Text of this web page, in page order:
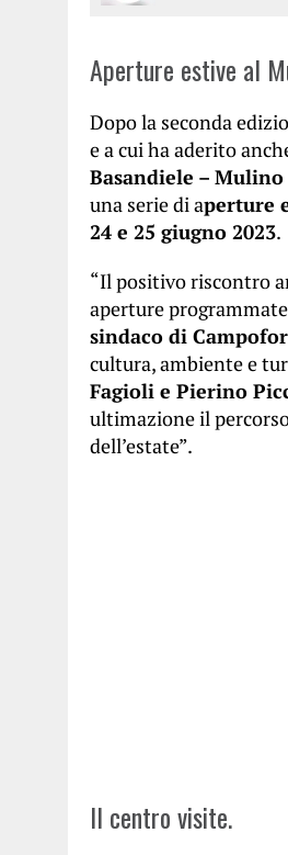
Aperture estive al
Dopo la seconda
e a cui ha aderito
Basandiele –
una serie di aperture
24 e 25 giugno 2023.
“Il positivo riscontro
aperture
sindaco di
cultura, ambiente e
Fagioli e Pierino
ultimazione il
dell’estate”.
Il centro visite.